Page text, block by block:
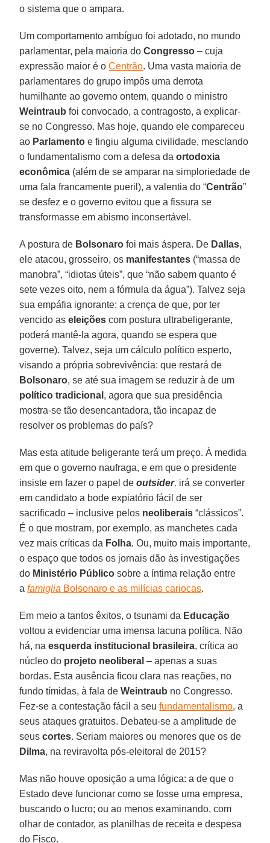
o sistema que o ampara.
Um comportamento ambíguo foi adotado, no mundo
parlamentar, pela maioria doCongresso – cuja
expressão maior é oCentrão. Uma vasta maioria de
parlamentares do grupo impôs uma derrota
humilhante ao governo ontem, quando o ministro
Weintraub foi convocado, a contragosto, a explicar-
se no Congresso. Mas hoje, quando ele compareceu
ao Parlamento e fingiu alguma civilidade, mesclando
o fundamentalismo com a defesa daortodoxia
econômica (além de se amparar na simploriedade de
uma fala francamente pueril), a valentia do “Centrão”
se desfez e o governo evitou que a fissura se
transformasse em abismo inconsertável.
A postura de Bolsonaro foi mais áspera. De Dallas,
ele atacou, grosseiro, os manifestantes (“massa de
manobra”, “idiotas úteis”, que “não sabem quanto é
sete vezes oito, nem a fórmula da água”). Talvez seja
sua empáfia ignorante: a crença de que, por ter
vencido aseleições com postura ultrabeligerante,
poderá mantê-la agora, quando se espera que
governe). Talvez, seja um cálculo político esperto,
visando a própria sobrevivência: que restará de
Bolsonaro, se até sua imagem se reduzir à de um
político tradicional , agora que sua presidência
mostra-se tão desencantadora, tão incapaz de
resolver os problemas do país?
Mas esta atitude beligerante terá um preço. À medida
em que o governo naufraga, e em que o presidente
insiste em fazer o papel deoutsider, irá se converter
em candidato a bode expiatório fácil de ser
sacrificado – inclusive pelos neoliberais “clássicos”.
É o que mostram, por exemplo, as manchetes cada
vez mais críticas da Folha. Ou, muito mais importante,
o espaço que todos os jornais dão às investigações
do Ministério Público sobre a íntima relação entre
afamiglia Bolsonaro e as milícias cariocas.
Em meio a tantos êxitos, o tsunami da Educação
voltou a evidenciar uma imensa lacuna política. Não
há, naesquerda institucional brasileira, crítica ao
núcleo do projeto neoliberal – apenas a suas
bordas. Esta ausência ficou clara nas reações, no
fundo tímidas, à fala deWeintraub no Congresso.
Fez-se a contestação fácil a seufundamentalismo, a
seus ataques gratuitos. Debateu-se a amplitude de
seuscortes. Seriam maiores ou menores que os de
Dilma, na reviravolta pós-eleitoral de 2015?
Mas não houve oposição a uma lógica: a de que o
Estado deve funcionar como se fosse uma empresa,
buscando o lucro; ou ao menos examinando, com
olhar de contador, as planilhas de receita e despesa
do Fisco.